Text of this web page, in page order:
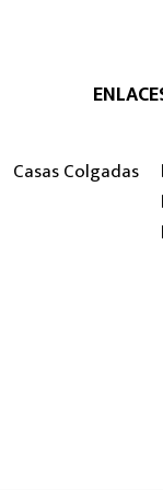
Casas Colgadas